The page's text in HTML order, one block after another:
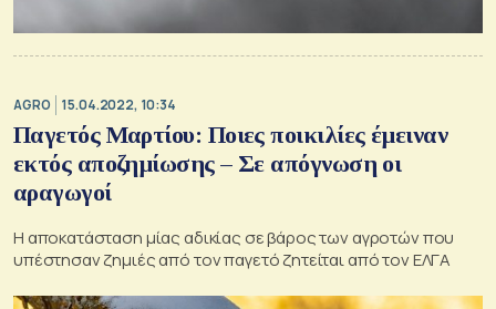
AGRO 15.04.2022, 10:34
Παγετός Μαρτίου: Ποιες ποικιλίες έμειναν
εκτός αποζημίωσης – Σε απόγνωση οι
αραγωγοί
Η αποκατάσταση μίας αδικίας σε βάρος των αγροτών που
υπέστησαν ζημιές από τον παγετό ζητείται από τον ΕΛΓΑ